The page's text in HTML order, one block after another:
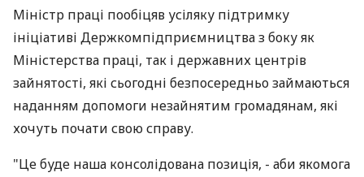
Міністр праці пообіцяв усіляку підтримку
ініціативі Держкомпідприємництва з боку як
Міністерства праці, так і державних центрів
зайнятості, які сьогодні безпосередньо займаються
наданням допомоги незайнятим громадянам, які
хочуть почати свою справу.
"Це буде наша консолідована позиція, - аби якомога